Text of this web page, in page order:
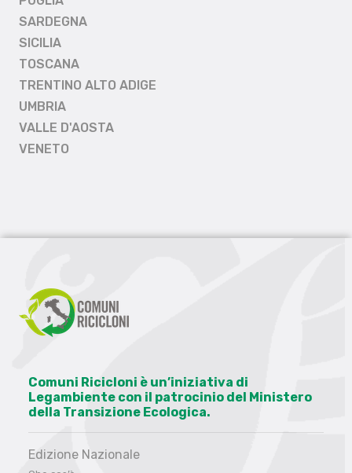
SARDEGNA
SICILIA
TOSCANA
TRENTINO ALTO ADIGE
UMBRIA
VALLE D'AOSTA
VENETO
Comuni Ricicloni è un’iniziativa di
Legambiente con il patrocinio del Ministero
della Transizione Ecologica.
Edizione Nazionale